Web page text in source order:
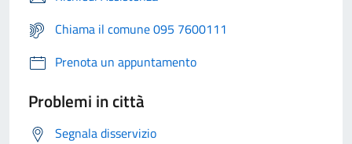
Chiama il comune 095 7600111
Prenota un appuntamento
Problemi in città
Segnala disservizio